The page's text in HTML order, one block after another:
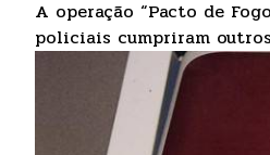
A operação “Pacto de
policiais cumpriram